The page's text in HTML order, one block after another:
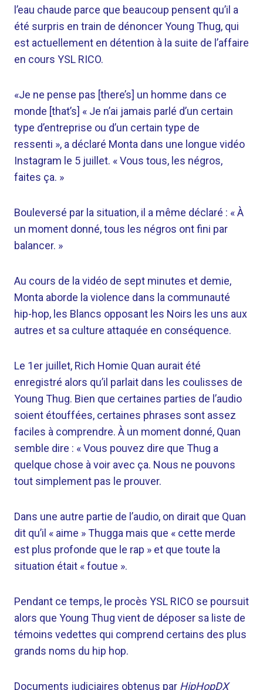
l’eau chaude parce que beaucoup pensent qu’il a
été surpris en train de dénoncer Young Thug, qui
est actuellement en détention à la suite de l’affaire
en cours YSL RICO.
«Je ne pense pas [there’s] un homme dans ce
monde [that’s] « Je n’ai jamais parlé d’un certain
type d’entreprise ou d’un certain type de
ressenti », a déclaré Monta dans une longue vidéo
Instagram le 5 juillet. « Vous tous, les négros,
faites ça. »
Bouleversé par la situation, il a même déclaré : « À
un moment donné, tous les négros ont fini par
balancer. »
Au cours de la vidéo de sept minutes et demie,
Monta aborde la violence dans la communauté
hip-hop, les Blancs opposant les Noirs les uns aux
autres et sa culture attaquée en conséquence.
Le 1er juillet, Rich Homie Quan aurait été
enregistré alors qu’il parlait dans les coulisses de
Young Thug. Bien que certaines parties de l’audio
soient étouffées, certaines phrases sont assez
faciles à comprendre. À un moment donné, Quan
semble dire : « Vous pouvez dire que Thug a
quelque chose à voir avec ça. Nous ne pouvons
tout simplement pas le prouver.
Dans une autre partie de l’audio, on dirait que Quan
dit qu’il « aime » Thugga mais que « cette merde
est plus profonde que le rap » et que toute la
situation était « foutue ».
Pendant ce temps, le procès YSL RICO se poursuit
alors que Young Thug vient de déposer sa liste de
témoins vedettes qui comprend certains des plus
grands noms du hip hop.
Documents judiciaires obtenus par HipHopDX